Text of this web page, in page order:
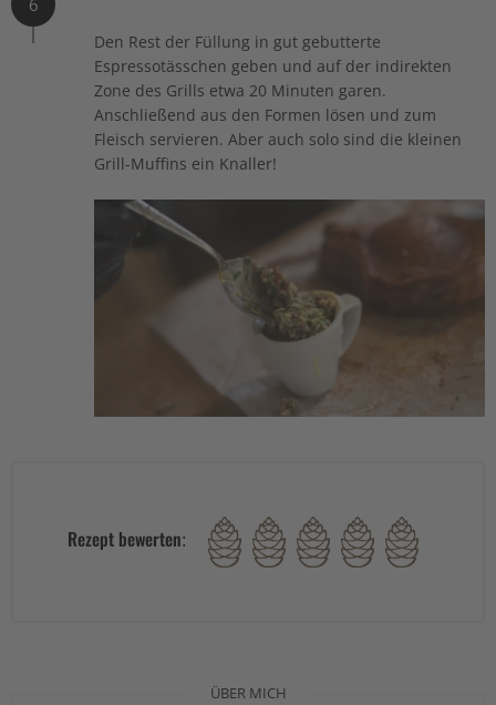
Den Rest der Füllung in gut gebutterte
Espressotässchen geben und auf der indirekten
Zone des Grills etwa 20 Minuten garen.
Anschließend aus den Formen lösen und zum
Fleisch servieren. Aber auch solo sind die kleinen
Grill-Muffins ein Knaller!
Rezept bewerten:
ÜBER MICH